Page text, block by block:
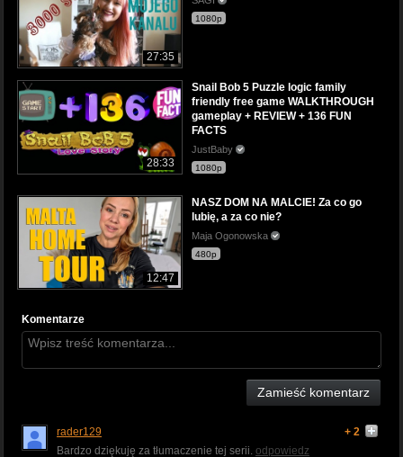
27:35
1080p
28:33
Snail Bob 5 Puzzle logic family
friendly free game WALKTHROUGH
gameplay + REVIEW + 136 FUN
FACTS
JustBaby
1080p
12:47
NASZ DOM NA MALCIE! Za co go
lubię, a za co nie?
Maja Ogonowska
480p
Komentarze
Zamieść komentarz
rader129
+ 2
Bardzo dziękuję za tłumaczenie tej serii. odpowiedz